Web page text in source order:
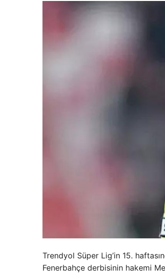
Trendyol Süper Lig’in 15.
Fenerbahçe derbisinin hakemi